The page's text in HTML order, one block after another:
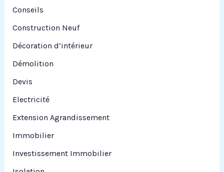
Conseils
Construction Neuf
Décoration d’intérieur
Démolition
Devis
Electricité
Extension Agrandissement
Immobilier
Investissement Immobilier